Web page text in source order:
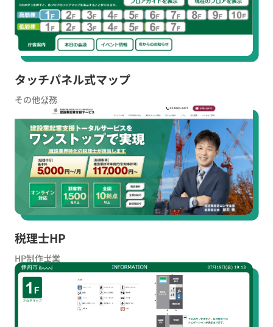
タッチパネル式マップ
その他公務
税理士HP
HP制作士業